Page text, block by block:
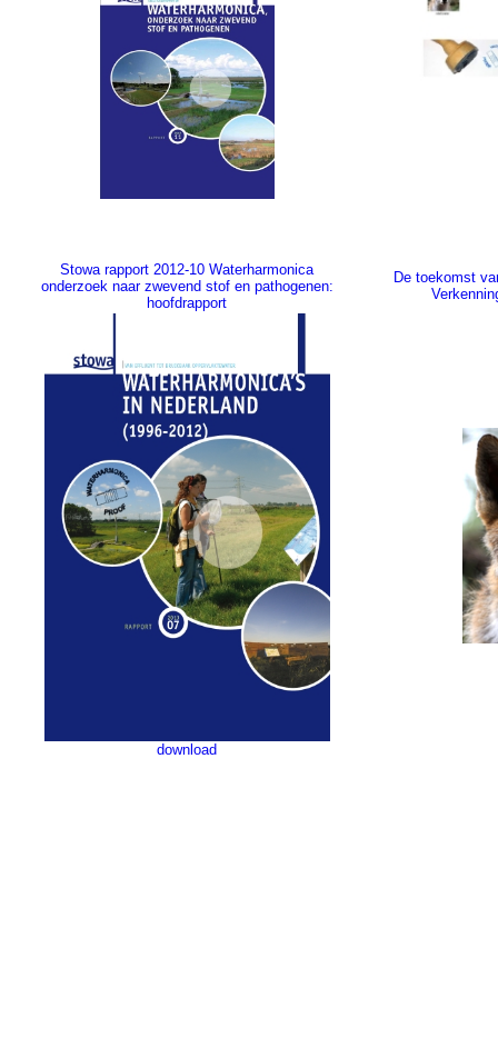
Stowa rapport 2012-10 Waterharmonica
onderzoek naar zwevend stof en pathogenen:
hoofdrapport
De toekomst
download